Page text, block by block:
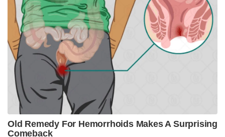
എല്ലാ ആപ്പുകളും
ഓഡിയോഗ്രാമുകളുടേതുപോലെയുളള പരിശോധനാ
രീതികൾ തന്നെയാണ് പിന്തുടരുന്നത്. ആപ്പുകൾ വഴി
കേൾവി പരിശോധിക്കണമെങ്കിൽ ഇയർഫോൺ
അത്യാവശ്യമാണ്.
Tags: Hearing Sensitivity
men